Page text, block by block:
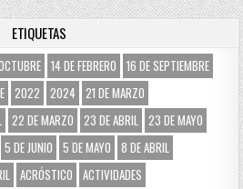
ETIQUETAS
14 DE FEBRERO
16 DE SEPTIEMBRE
2022 2024
21 DE MARZO
22 DE MARZO 23 DE ABRIL
23 DE MAYO
5 DE JUNIO 5 DE MAYO
8 DE ABRIL
ACRÓSTICO
ACTIVIDADES